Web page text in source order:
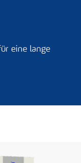
eine lange